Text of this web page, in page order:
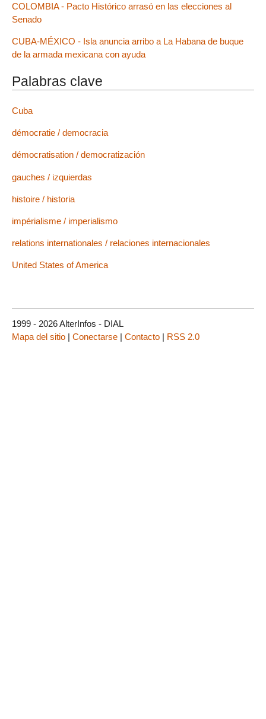
COLOMBIA - Pacto Histórico arrasó en las elecciones al
Senado
CUBA-MÉXICO - Isla anuncia arribo a La Habana de buque
de la armada mexicana con ayuda
Palabras clave
Cuba
démocratie / democracia
démocratisation / democratización
gauches / izquierdas
histoire / historia
impérialisme / imperialismo
relations internationales / relaciones internacionales
United States of America
1999 - 2026 AlterInfos - DIAL
Mapa del sitio | Conectarse | Contacto | RSS 2.0